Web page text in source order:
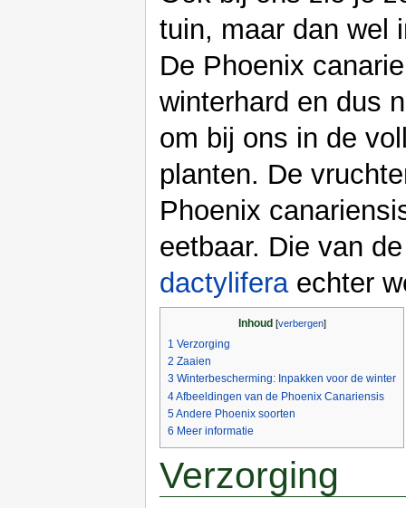
tuin, maar dan wel
De Phoenix
winterhard en dus
om bij ons in de
planten. De
Phoenix
eetbaar. Die van
dactyliferaechter
Inhoud [verbergen]
1 Verzorging
2 Zaaien
3 Winterbescherming: Inpakken voor de winter
4Afbeeldingen van de Phoenix Canariensis
5Andere Phoenix soorten
6 Meer informatie
Verzorging